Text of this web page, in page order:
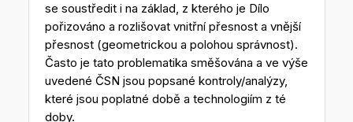
se soustředit i na základ, z kterého je Dílo
pořizováno a rozlišovat vnitřní přesnost a vnější
přesnost (geometrickou a polohou správnost).
Často je tato problematika směšována a ve výše
uvedené ČSN jsou popsané kontroly/analýzy,
které jsou poplatné době a technologiím z té
doby.